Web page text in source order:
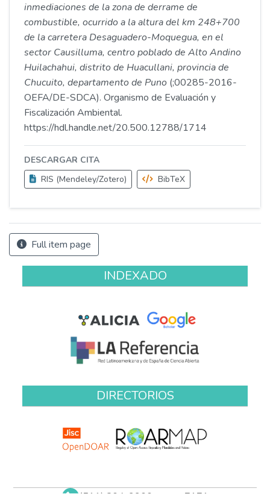
inmediaciones de la zona de derrame de
combustible, ocurrido a la altura del km 248+700
de la carretera Desaguadero-Moquegua, en el
sector Causilluma, centro poblado de Alto Andino
Huilachahui, distrito de Huacullani, provincia de
Chucuito, departamento de Puno (;00285-2016-
OEFA/DE-SDCA). Organismo de Evaluación y
Fiscalización Ambiental.
https://hdl.handle.net/20.500.12788/1714
DESCARGAR CITA
RIS (Mendeley/Zotero)
BibTeX
Full item page
INDEXADO
DIRECTORIOS